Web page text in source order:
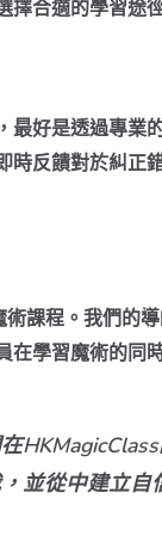
合適的學習途
好是透過專業
反饋對於糾正
課程。我們的
學習魔術的同
並從中建立